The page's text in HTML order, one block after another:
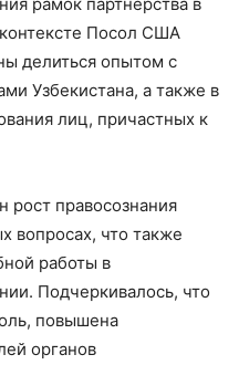
Посол США
делиться опытом с
Узбекистана, а также в
лиц, причастных к
рост правосознания
вопросах, что также
работы в
Подчеркивалось, что
повышена
органов